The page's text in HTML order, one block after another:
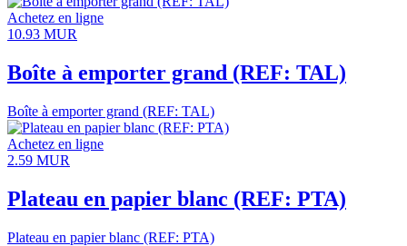
Achetez en ligne
10.93 MUR
Boîte à emporter grand (REF: TAL)
Boîte à emporter grand (REF: TAL)
Achetez en ligne
2.59 MUR
Plateau en papier blanc (REF: PTA)
Plateau en papier blanc (REF: PTA)